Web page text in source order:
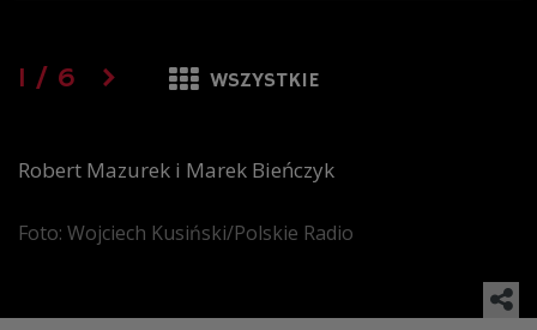
1 / 6 WSZYSTKIE
Robert Mazurek i Marek Bieńczyk
Foto: Wojciech Kusiński/Polskie Radio